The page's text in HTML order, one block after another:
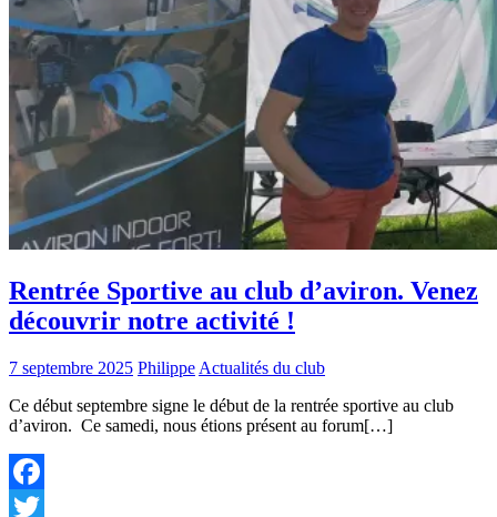
Rentrée Sportive au club d’aviron. Venez
découvrir notre activité !
7 septembre 2025 Philippe Actualités du club
Ce début septembre signe le début de la rentrée sportive au club
d’aviron. Ce samedi, nous étions présent au forum[…]
Facebook